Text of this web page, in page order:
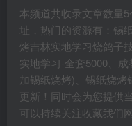
本频道共收录文章数量
址，热门的资源有：锡
烤吉林实地学习烧鸽子
实地学习-全套5000、
加锡纸烧烤)、锡纸烧
更新！同时会为您提供
可以持续关注收藏我们网